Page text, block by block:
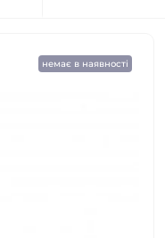
немає в наявності